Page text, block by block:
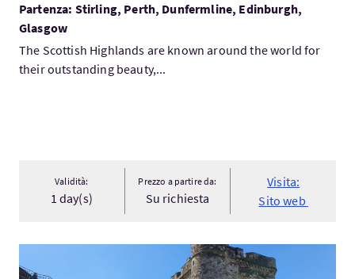
Partenza: Stirling, Perth, Dunfermline, Edinburgh,
Glasgow
The Scottish Highlands are known around the world for
their outstanding beauty,...
Validità:
1 day(s)
Prezzo a partire da:
Su richiesta
Visita:
Sito web